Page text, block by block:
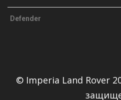
Defender
© Imperia Land Rover